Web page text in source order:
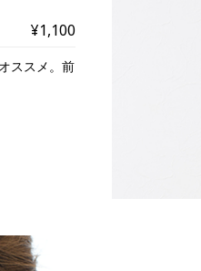
¥1,100
ススメ。前